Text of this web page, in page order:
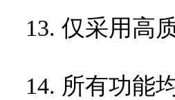
13. 仅采用高
14. 所有功能